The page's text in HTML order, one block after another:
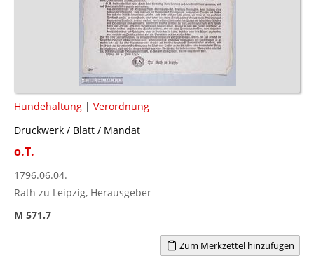
Hundehaltung | Verordnung
Druckwerk / Blatt / Mandat
o.T.
1796.06.04.
Rath zu Leipzig, Herausgeber
M 571.7
Zum Merkzettel hinzufügen